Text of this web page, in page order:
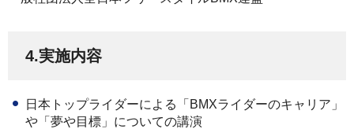
4.実施内容
日本トップライダーによる「BMXライダーのキャリア」
や「夢や目標」についての講演